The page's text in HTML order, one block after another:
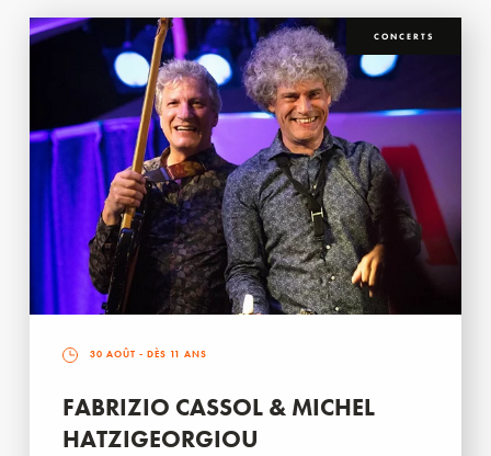
CONCERTS
30 AOÛT - DÈS 11 ANS
FABRIZIO CASSOL & MICHEL
HATZIGEORGIOU